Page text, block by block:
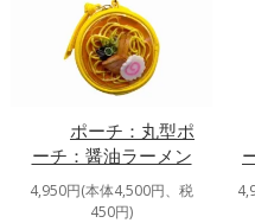
ポーチ：丸型ポ
ーチ：醤油ラーメン
4,950円(本体4,500円、税
450円)